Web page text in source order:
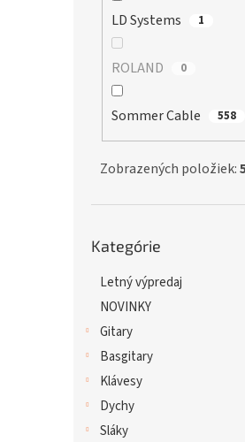
LD Systems 1
ROLAND 0
Sommer Cable 558
Zobrazených položiek:
kategórie
Kategórie
Letný výpredaj
NOVINKY
Gitary
Basgitary
Klávesy
Dychy
Sláky